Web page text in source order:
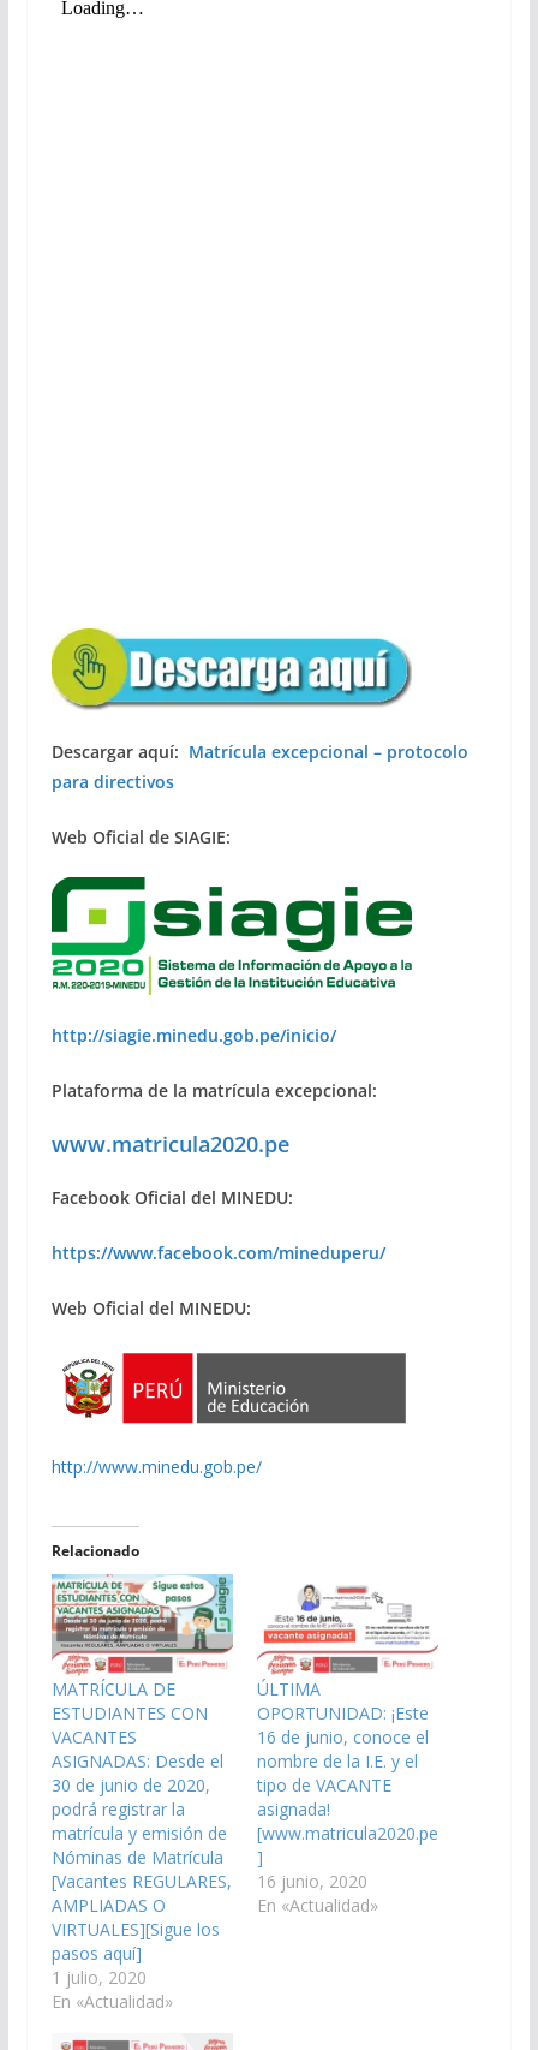
Descargar aquí: Matrícula excepcional – protocolo
para directivos
Web Oficial de SIAGIE:
http://siagie.minedu.gob.pe/inicio/
Plataforma de la matrícula excepcional:
www.matricula2020.pe
Facebook Oficial del MINEDU:
https://www.facebook.com/mineduperu/
Web Oficial del MINEDU:
http://www.minedu.gob.pe/
Relacionado
MATRÍCULA DE
ESTUDIANTES CON
VACANTES
ASIGNADAS: Desde el
30 de junio de 2020,
podrá registrar la
matrícula y emisión de
Nóminas de Matrícula
[Vacantes REGULARES,
AMPLIADAS O
VIRTUALES][Sigue los
pasos aquí]
1 julio, 2020
En «Actualidad»
ÚLTIMA
OPORTUNIDAD: ¡Este
16 de junio, conoce el
nombre de la I.E. y el
tipo de VACANTE
asignada!
[www.matricula2020.pe
]
16 junio, 2020
En «Actualidad»